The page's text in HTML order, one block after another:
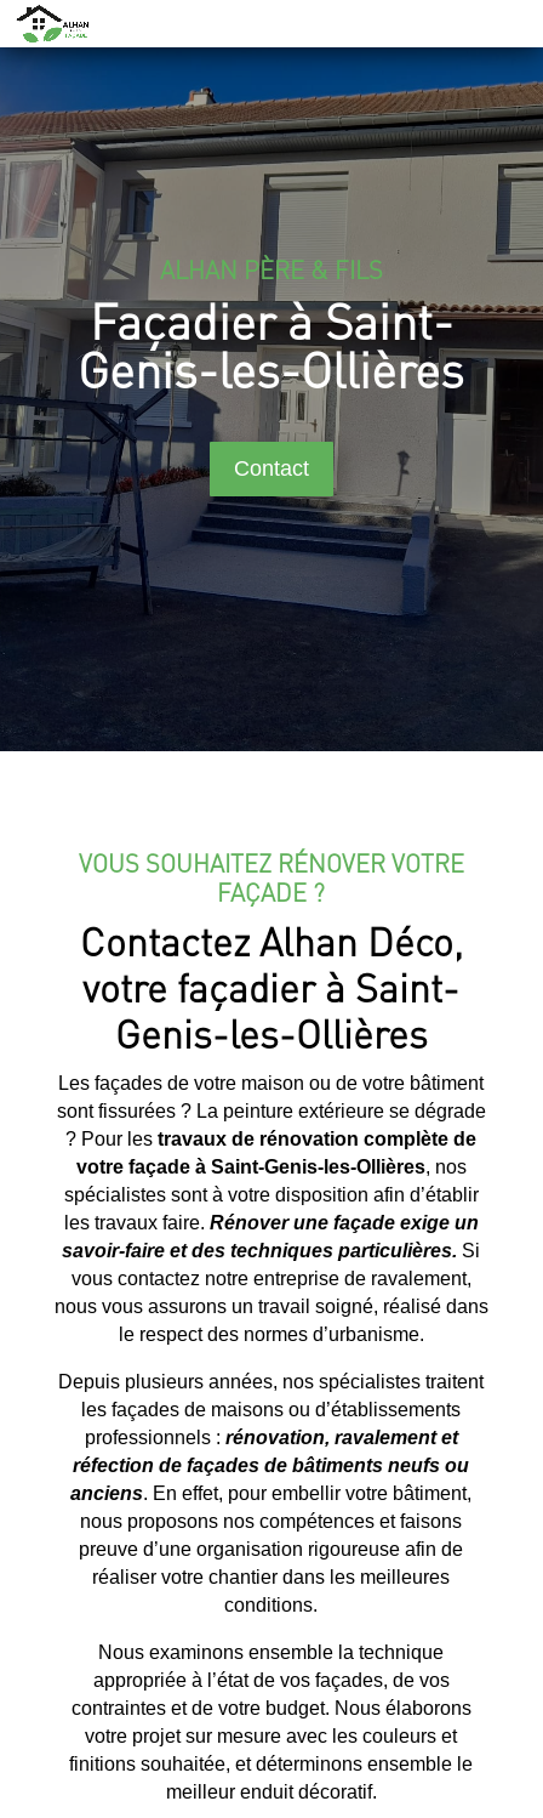
ALHAN PÈRE & FILS
Façadier à Saint-
Genis-les-Ollières
Contact
VOUS SOUHAITEZ RÉNOVER VOTRE
FAÇADE ?
Contactez Alhan Déco,
votre façadier à Saint-
Genis-les-Ollières
Les façades de votre maison ou de votre bâtiment
sont fissurées ? La peinture extérieure se dégrade
? Pour lestravaux de rénovation complète de
votre façade à Saint-Genis-les-Ollières, nos
spécialistes sont à votre disposition afin d’établir
les travaux faire. Rénover une façade exige un
savoir-faire et des techniques particulières. Si
vous contactez notre entreprise de ravalement,
nous vous assurons un travail soigné, réalisé dans
le respect des normes d’urbanisme.
Depuis plusieurs années, nos spécialistes traitent
les façades de maisons ou d’établissements
professionnels : rénovation, ravalement et
réfection de façades de bâtiments neufs ou
anciens. En effet, pour embellir votre bâtiment,
nous proposons nos compétences et faisons
preuve d’une organisation rigoureuse afin de
réaliser votre chantier dans les meilleures
conditions.
Nous examinons ensemble la technique
appropriée à l’état de vos façades, de vos
contraintes et de votre budget. Nous élaborons
votre projet sur mesure avec les couleurs et
finitions souhaitée, et déterminons ensemble le
meilleur enduit décoratif.